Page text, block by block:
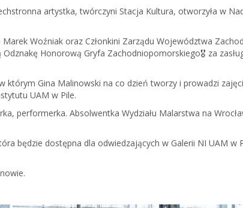
artystka, twórczyni Stacja Kultura, otworzyła w
Woźniak oraz Członkini Zarządu Województwa
Honorową Gryfa Zachodniopomorskiego🎖 za
Gina Malinowski na co dzień tworzy i prowadzi
UAM w Pile.
performerka. Absolwentka Wydziału Malarstwa na
będzie dostępna dla odwiedzających w Galerii NI UAM w